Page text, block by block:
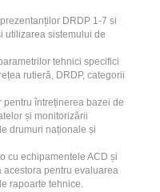
DRDP 1-7 si
utilizarea sistemului de
tehnici specifici
rutieră, DRDP, categorii
întreținerea bazei de
și monitorizării
drumuri naționale și
cu echipamentele ACD și
pentru evaluarea
rapoarte tehnice.